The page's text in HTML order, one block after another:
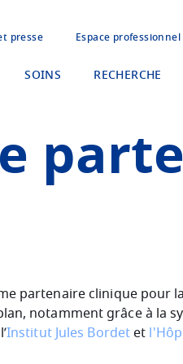
presse Espace professionnel
SOINS RECHERCHE
partenaire clinique pour
notamment grâce à la
Institut Jules Bordet et